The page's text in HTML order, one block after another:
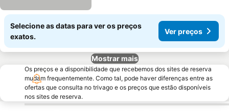
Selecione as datas para ver os preços
exatos.
Ver preços
Mostrar mais
Os preços e a disponibilidade que recebemos dos sites de reserva
mudam frequentemente. Como tal, pode haver diferenças entre as
ofertas que consulta no trivago e os preços que estão disponíveis
nos sites de reserva.